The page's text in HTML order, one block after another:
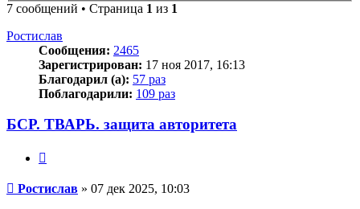
7 сообщений • Страница 1 из 1
Ростислав
Сообщения: 2465
Зарегистрирован: 17 ноя 2017, 16:13
Благодарил (а): 57 раз
Поблагодарили: 109 раз
БСР. ТВАРЬ. защита авторитета
Сообщение
Ростислав » 07 дек 2025, 10:03